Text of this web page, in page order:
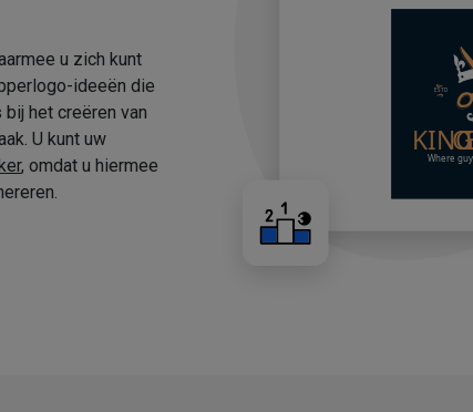
u zich kunt
ideeën die
het creëren van
U kunt uw
, omdat u hiermee